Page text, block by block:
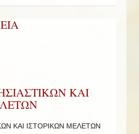
ΚΑΙ
ΚΑΙ ΙΣΤΟΡΙΚΩΝ ΜΕΛΕΤΩΝ